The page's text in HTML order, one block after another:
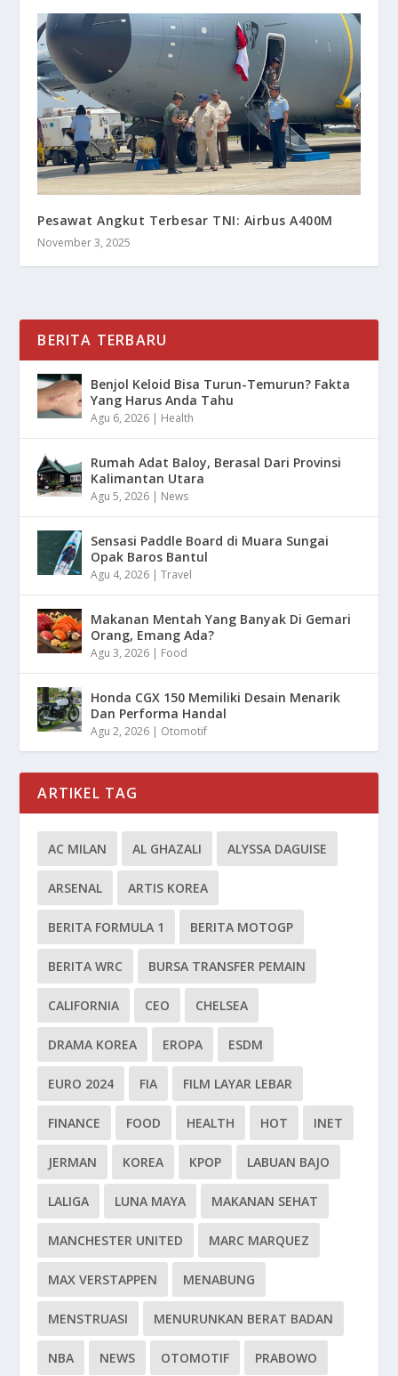
Pesawat Angkut Terbesar TNI: Airbus A400M
November 3, 2025
BERITA TERBARU
Benjol Keloid Bisa Turun-Temurun? Fakta
Yang Harus Anda Tahu
Agu 6, 2026 | Health
Rumah Adat Baloy, Berasal Dari Provinsi
Kalimantan Utara
Agu 5, 2026 | News
Sensasi Paddle Board di Muara Sungai
Opak Baros Bantul
Agu 4, 2026 |Travel
Makanan Mentah Yang Banyak Di Gemari
Orang, Emang Ada?
Agu 3, 2026 | Food
Honda CGX 150 Memiliki Desain Menarik
Dan Performa Handal
Agu 2, 2026 | Otomotif
ARTIKEL TAG
AC MILAN AL GHAZALI ALYSSA DAGUISE
ARSENAL ARTIS KOREA
BERITA FORMULA 1 BERITA MOTOGP
BERITA WRC BURSA TRANSFER PEMAIN
CALIFORNIA CEO CHELSEA
DRAMA KOREA EROPA ESDM
EURO 2024 FIA FILM LAYAR LEBAR
FINANCE FOOD HEALTH HOT INET
JERMAN KOREA KPOP LABUAN BAJO
LALIGA LUNA MAYA MAKANAN SEHAT
MANCHESTER UNITED MARC MARQUEZ
MAX VERSTAPPEN MENABUNG
MENSTRUASI MENURUNKAN BERAT BADAN
NBA NEWS OTOMOTIF PRABOWO